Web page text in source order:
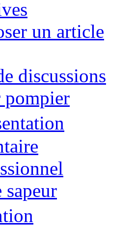
un article
discussions
pompier
sapeur